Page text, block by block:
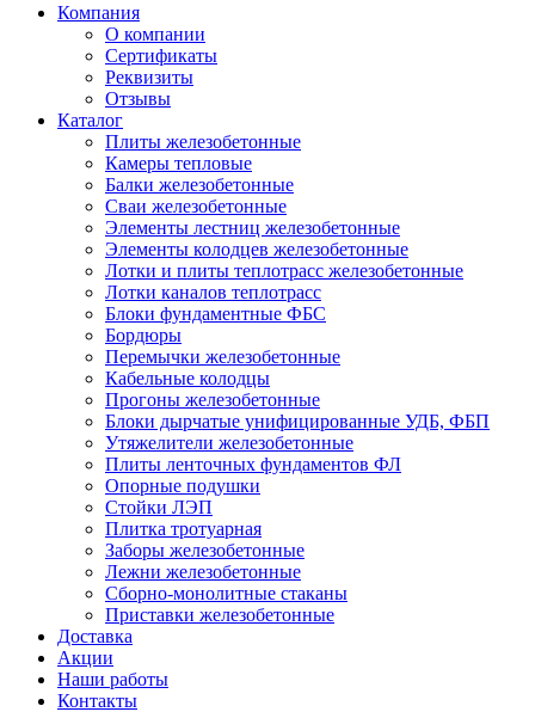
Компания
О компании
Сертификаты
Реквизиты
Отзывы
Каталог
Плиты железобетонные
Камеры тепловые
Балки железобетонные
Сваи железобетонные
Элементы лестниц железобетонные
Элементы колодцев железобетонные
Лотки и плиты теплотрасс железобетонные
Лотки каналов теплотрасс
Блоки фундаментные ФБС
Бордюры
Перемычки железобетонные
Кабельные колодцы
Прогоны железобетонные
Блоки дырчатые унифицированные УДБ, ФБП
Утяжелители железобетонные
Плиты ленточных фундаментов ФЛ
Опорные подушки
Стойки ЛЭП
Плитка тротуарная
Заборы железобетонные
Лежни железобетонные
Сборно-монолитные стаканы
Приставки железобетонные
Доставка
Акции
Наши работы
Контакты